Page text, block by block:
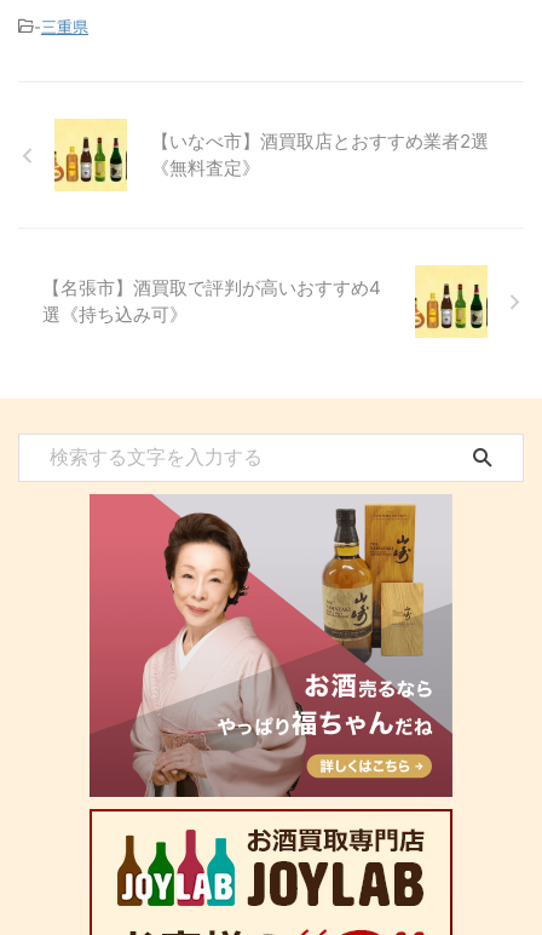
-三重県
【いなべ市】酒買取店とおすすめ業者2選
《無料査定》
【名張市】酒買取で評判が高いおすすめ4
選《持ち込み可》